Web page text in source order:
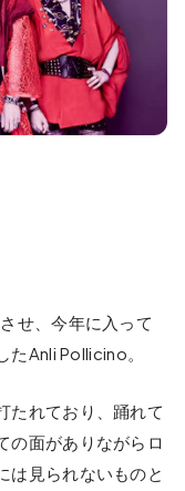
せ、今年に入って
Anli Pollicino。
たれており、踊れて
の面がありながらロ
は見られないものと